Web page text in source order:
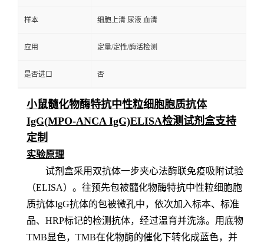
样本 细胞上清 尿液 血清
应用 定量/定性/酶活检测
是否进口 否
小鼠髓化物酶特抗中性粒细胞胞质抗体
IgG(MPO-ANCA IgG)ELISA检测试剂盒支持
定制
实验原理
试剂盒采用双抗体一步夹心法酶联免疫吸附试验
（ELISA）。 往预先包被髓化物酶特抗中性粒细胞胞
质抗体IgG抗体的包被微孔中，依次加入标本、标准
品、 HRP标记的检测抗体，经过温育并洗涤。用底物
TMB显色，TMB在化物酶的催化下转化成蓝色，并